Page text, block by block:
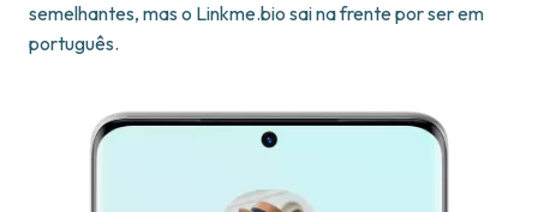
semelhantes, mas o Linkme.bio sai na frente por ser em
português.